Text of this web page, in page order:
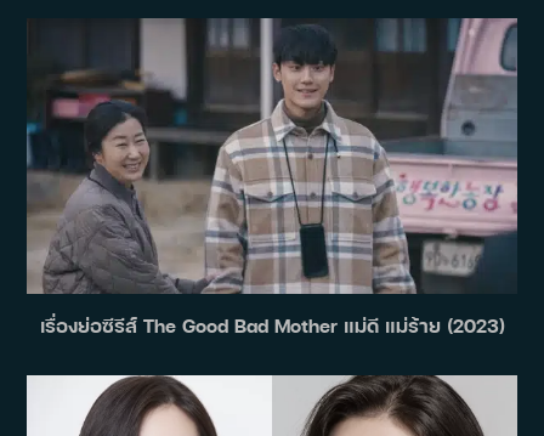
เรื่องย่อซีรีส์ The Good Bad Mother แม่ดี แม่ร้าย (2023)